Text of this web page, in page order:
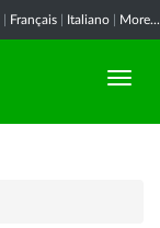
Français Italiano More...